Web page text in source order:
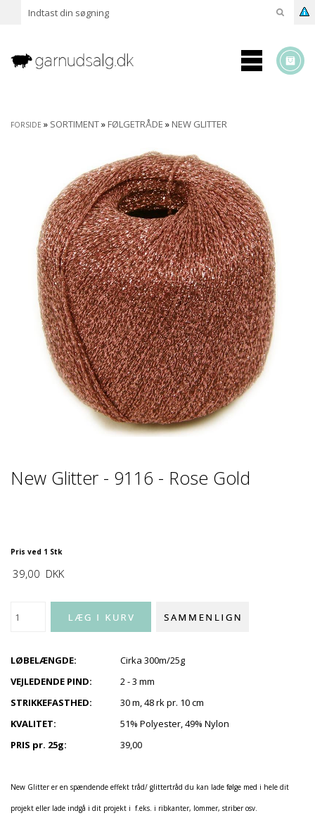
FORSIDE » SORTIMENT» FØLGETRÅDE » NEW GLITTER
New Glitter - 9116 - Rose Gold
Pris ved 1 Stk
39,00 DKK
LØBELÆNGDE:
VEJLEDENDE PIND:
STRIKKEFASTHED:
KVALITET:
PRIS pr. 25g:
Cirka 300m/25g
2 - 3 mm
30 m, 48 rk pr. 10 cm
51% Polyester, 49% Nylon
39,00
New Glitter er en spændende effekt tråd/ glittertråd du kan lade følge med i hele dit
projekt eller lade indgå i dit projekt i f.eks. i ribkanter, lommer, striber osv.